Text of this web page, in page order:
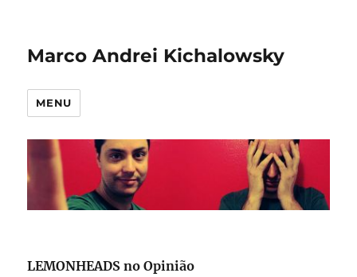
Marco Andrei Kichalowsky
MENU
LEMONHEADS no Opinião